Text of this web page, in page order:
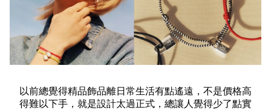
以前總覺得精品飾品離日常生活有點遙遠，不是價格高
得難以下手，就是設計太過正式，總讓人覺得少了點實